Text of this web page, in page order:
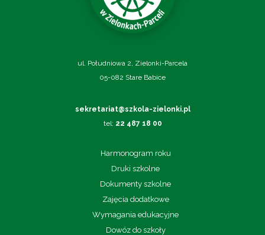
ul. Południowa 2, Zielonki-Parcela
05-082 Stare Babice
sekretariat@szkola-zielonki.pl
tel: 22 487 18 00
Harmonogram roku
Druki szkolne
Dokumenty szkolne
Zajęcia dodatkowe
Wymagania edukacyjne
Dowóz do szkoły